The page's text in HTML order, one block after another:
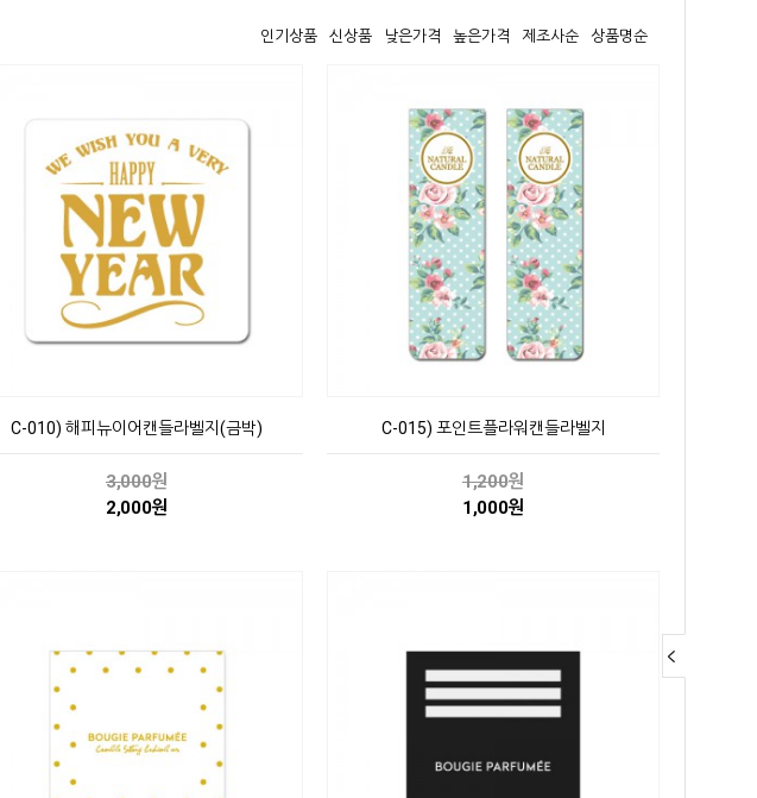
인기상품 신상품 낮은가격 높은가격 제조사순 상품명순
C-010) 해피뉴이어캔들라벨지(금박)
3,000원
2,000원
C-015) 포인트플라워캔들라벨지
1,200원
1,000원